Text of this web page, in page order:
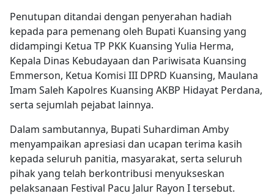
Penutupan ditandai dengan penyerahan hadiah
kepada para pemenang oleh Bupati Kuansing yang
didampingi Ketua TP PKK Kuansing Yulia Herma,
Kepala Dinas Kebudayaan dan Pariwisata Kuansing
Emmerson, Ketua Komisi III DPRD Kuansing, Maulana
Imam Saleh Kapolres Kuansing AKBP Hidayat Perdana,
serta sejumlah pejabat lainnya.
Dalam sambutannya, Bupati Suhardiman Amby
menyampaikan apresiasi dan ucapan terima kasih
kepada seluruh panitia, masyarakat, serta seluruh
pihak yang telah berkontribusi menyukseskan
pelaksanaan Festival Pacu Jalur Rayon I tersebut.